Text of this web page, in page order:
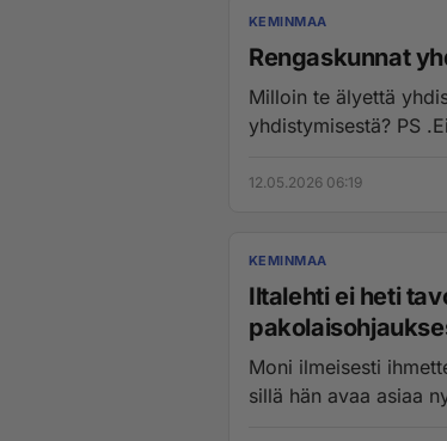
KEMINMAA
Rengaskunnat
Milloin te älyettä
yhdistymisestä? PS
12.05.2026 06:19
KEMINMAA
Iltalehti ei heti
Moni ilmeisesti
sillä hän avaa asiaa